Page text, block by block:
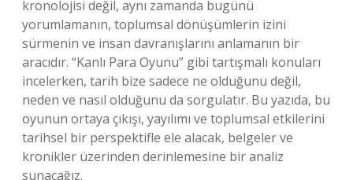
kronolojisi değil, aynı zamanda bugünü
yorumlamanın, toplumsal dönüşümlerin izini
sürmenin ve insan davranışlarını anlamanın bir
aracıdır. “Kanlı Para Oyunu” gibi tartışmalı konuları
incelerken, tarih bize sadece ne olduğunu değil,
neden ve nasıl olduğunu da sorgulatır. Bu yazıda, bu
oyunun ortaya çıkışı, yayılımı ve toplumsal etkilerini
tarihsel bir perspektifle ele alacak, belgeler ve
kronikler üzerinden derinlemesine bir analiz
sunacağız.